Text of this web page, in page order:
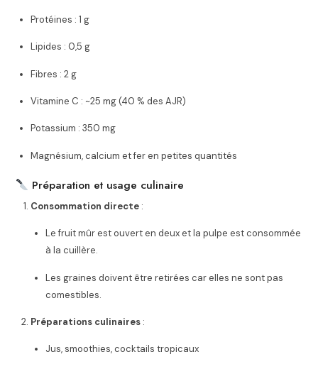
Protéines : 1 g
Lipides : 0,5 g
Fibres : 2 g
Vitamine C : ~25 mg (40 % des AJR)
Potassium : 350 mg
Magnésium, calcium et fer en petites quantités
Préparation et usage culinaire
Consommation directe :
Le fruit mûr est ouvert en deux et la pulpe est consommée
à la cuillère.
Les graines doivent être retirées car elles ne sont pas
comestibles.
Préparations culinaires :
Jus, smoothies, cocktails tropicaux